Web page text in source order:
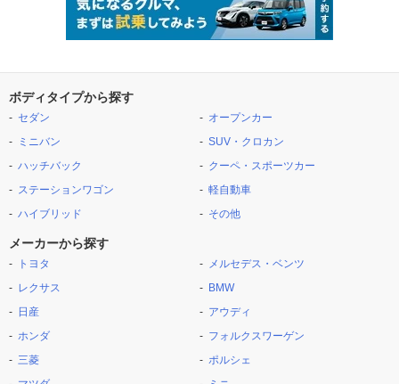
ボディタイプから探す
セダン
ミニバン
ハッチバック
ステーションワゴン
ハイブリッド
オープンカー
SUV・クロカン
クーペ・スポーツカー
軽自動車
その他
メーカーから探す
トヨタ
レクサス
日産
ホンダ
三菱
メルセデス・ベンツ
BMW
アウディ
フォルクスワーゲン
ポルシェ